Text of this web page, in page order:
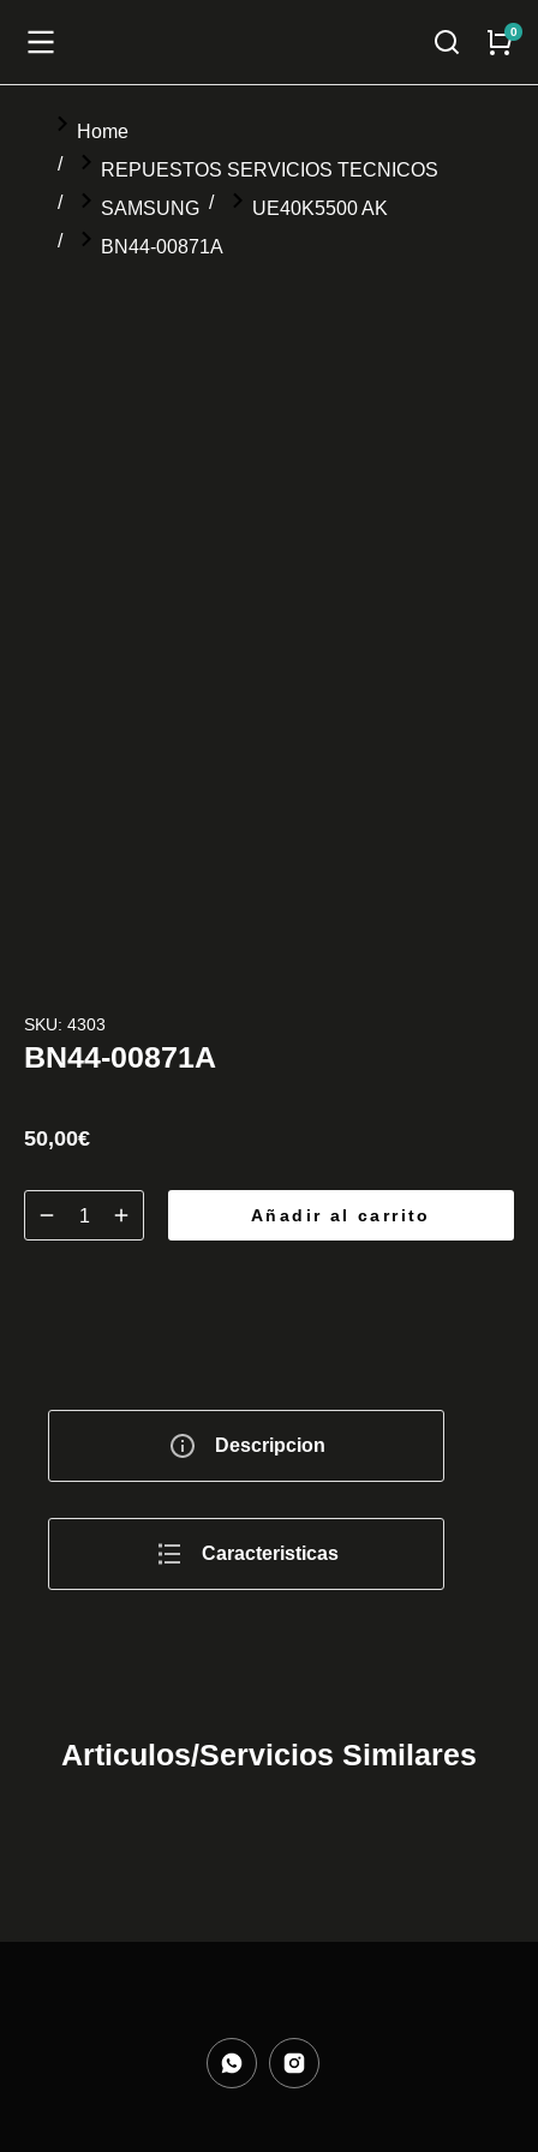
You are here:
Home
REPUESTOS SERVICIOS TECNICOS
SAMSUNG
UE40K5500 AK
BN44-00871A
SKU: 4303
BN44-00871A
50,00€
Añadir al carrito
Descripcion
Caracteristicas
Articulos/Servicios Similares